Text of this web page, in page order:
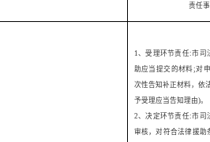
责任
1 、受理环节责任:市司
助应当提交的材料;对
次性告知补正材料，依
予受理应当告知理由)。
2、决定环节责任:市司
审核，对符合法律援助